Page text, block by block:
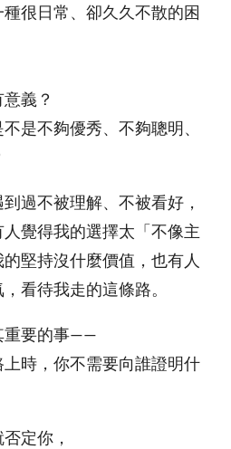
很日常、卻久久不散的困
義？
是不夠優秀、不夠聰明、
過不被理解、不被看好，
覺得我的選擇太「不像主
堅持沒什麼價值，也有人
看待我走的這條路。
重要的事——
時，你不需要向誰證明什
定你，